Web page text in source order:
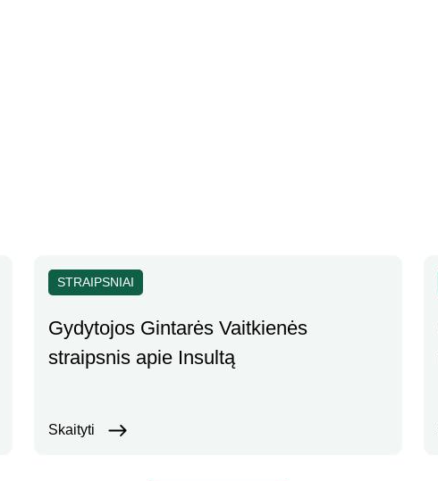
STRAIPSNIAI
Gydytojos Gintarės Vaitkienės
straipsnis apie Insultą
Skaityti